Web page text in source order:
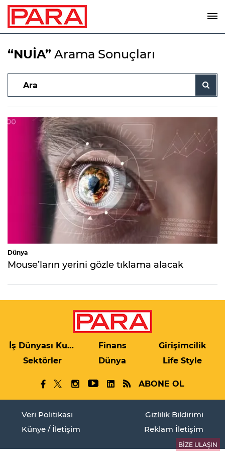
“NUİA” Arama Sonuçları
Dünya
Mouse’ların yerini gözle tıklama alacak
İş Dünyası Kulis Finans
Girişimcilik
Sektörler
Dünya Life Style
ABONE OL
Veri Politikası
Gizlilik Bildirimi
Künye / İletişim
Reklam İletişim
BİZE ULAŞIN